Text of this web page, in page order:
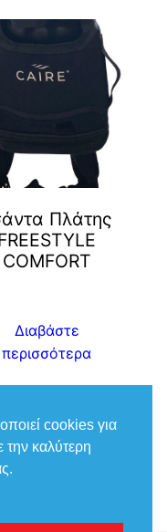
Πλάτης
COMFORT
Διαβάστε
περισσότερα
cookies για
την καλύτερη